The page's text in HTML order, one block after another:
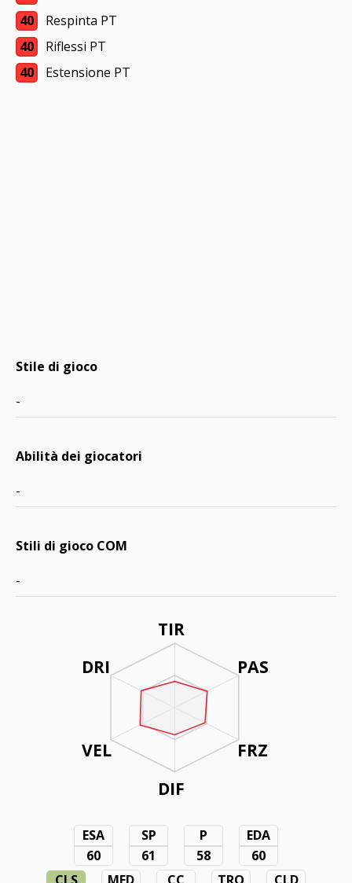
TIR
PAS
FRZ
DIF
DRI
VEL
ESA
60
SP
61
P
58
EDA
60
40
Respinta PT
40
Riflessi PT
40
Estensione PT
Stile di gioco
-
Abilità dei giocatori
-
Stili di gioco COM
-